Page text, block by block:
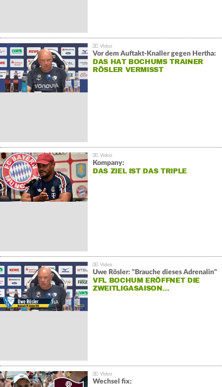
Vor dem Auftakt-Knaller gegen Hertha:
DAS HAT BOCHUMS TRAINER
RÖSLER VERMISST
Kompany:
DAS ZIEL IST DAS TRIPLE
Uwe Rösler: "Brauche dieses Adrenalin"
VFL BOCHUM ERÖFFNET DIE
ZWEITLIGASAISON…
Wechsel fix: